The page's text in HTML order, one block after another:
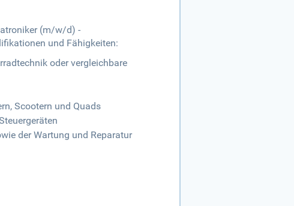
(m/w/d) -
und Fähigkeiten:
oder vergleichbare
Scootern und Quads
der Wartung und Reparatur